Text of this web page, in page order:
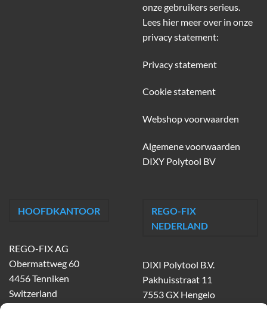
onze gebruikers serieus.
Lees hier meer over in onze
privacy statement:
Privacy statement
Cookie statement
Webshop voorwaarden
Algemene voorwaarden
DIXY Polytool BV
HOOFDKANTOOR
REGO-FIX AG
Obermattweg 60
4456 Tenniken
Switzerland
REGO-FIX
NEDERLAND
DIXI Polytool B.V.
Pakhuisstraat 11
7553 GX Hengelo